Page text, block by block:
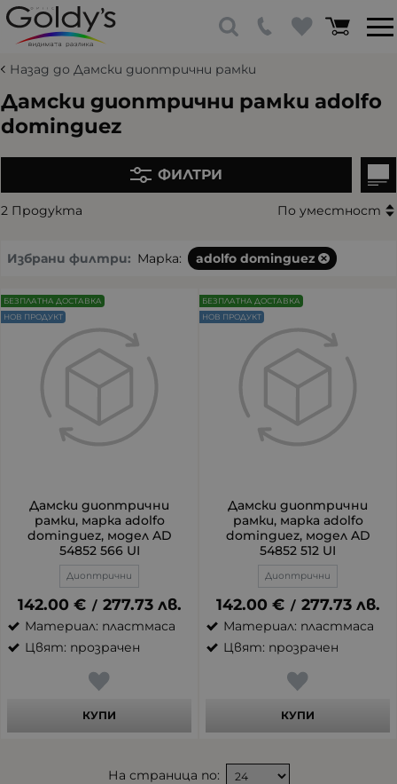
Назад до Дамски диоптрични рамки
Дамски диоптрични рамки adolfo
dominguez
ФИЛТРИ
2 Продукта По уместност
Избрани филтри: Марка: adolfo dominguez
Дамски диоптрични
рамки, марка adolfo
dominguez, модел AD
54852 566 UI
Диоптрични
142.00 € / 277.73 лв.
Материал: пластмаса
Цвят: прозрачен
КУПИ
БЕЗПЛАТНА ДОСТАВКА
НОВ ПРОДУКТ
Дамски диоптрични
рамки, марка adolfo
dominguez, модел AD
54852 512 UI
Диоптрични
142.00 € / 277.73 лв.
Материал: пластмаса
Цвят: прозрачен
КУПИ
БЕЗПЛАТНА ДОСТАВКА
НОВ ПРОДУКТ
На страница по: